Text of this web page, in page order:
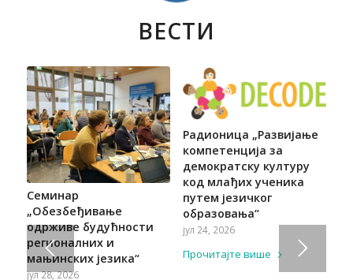
ВЕСТИ
Семинар
„Обезбеђивање
одрживе будућности
регионалних и
мањинских језика“
јул 28, 2026
Радионица „Развијање
компетенција за
демократску културу
код млађих ученика
путем језичког
образовања“
јул 24, 2026
Прочитајте више